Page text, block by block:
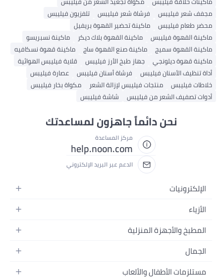
مجفف شعر فيليبس
فرشاة شعر فيليبس
تلفزيون فيليبس
محضر طعام فيليبس
ماكينة تحضير القهوة بريفيل
ماكينة القهوة فيليبس
ماكينة القهوة بلاك ديكر
ماكينة نسبريسو
ماكينة القهوة سميج
ماكينة صنع القهوة ساج
ماكينة قهوة نسكافيه
ماكينة قهوة ديلونجي
جهاز طبخ الأرز فيليبس
قلاية فيليبس الهوائية
أداة تنظيف الأسنان فيليبس
فرشاة أسنان فيليبس
عصارة فيليبس
خلاطات فيليبس
منتجات فيليبس لإزالة الشعر
مكواة بخار فيليبس
أدوات تصفيف الشعر من فيليبس
شاشة فيليبس
نحن دائماً جاهزون لمساعدتك
مركز المساعدة
help.noon.com
الدعم عبر البريد الإلكتروني
الإلكترونيات
الجوالات
اللابتوبات
الأجهزة المنزلية
الأزياء
أزياء نسائية
أزياء البنات
أزياء الأولاد
المطبخ والأجهزة المنزلية
الحمام
المطبخ والسفرة
الجمال
العطور
مستلزمات الأطفال والألعاب